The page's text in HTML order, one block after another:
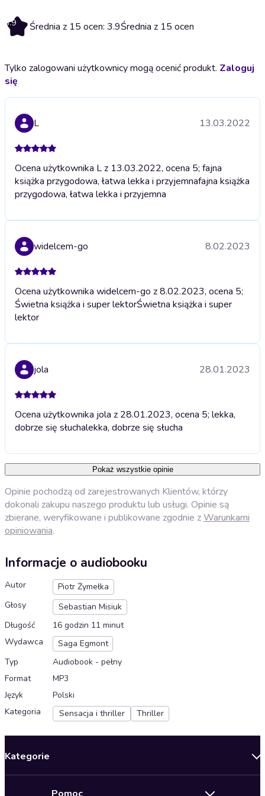
3.9 Średnia z 15 ocen: 3.9Średnia z 15 ocen
Tylko zalogowani użytkownicy mogą ocenić produkt. Zaloguj
się
L 13.03.2022
Ocena użytkownika L z 13.03.2022, ocena 5; fajna
książka przygodowa, łatwa lekka i przyjemnafajna książka
przygodowa, łatwa lekka i przyjemna
widelcem-go 8.02.2023
Ocena użytkownika widelcem-go z 8.02.2023, ocena 5;
Świetna książka i super lektorŚwietna książka i super
lektor
jola 28.01.2023
Ocena użytkownika jola z 28.01.2023, ocena 5; lekka,
dobrze się słuchalekka, dobrze się słucha
Pokaż wszystkie opinie
Opinie pochodzą od zarejestrowanych Klientów, którzy
dokonali zakupu naszego produktu lub usługi. Opinie są
zbierane, weryfikowane i publikowane zgodnie zWarunkami
opiniowania.
Informacje o audiobooku
Autor
Piotr Żymełka
Głosy
Sebastian Misiuk
Długość
16 godzin 11 minut
Wydawca
Saga Egmont
Typ
Audiobook - pełny
Format
MP3
Język
Polski
Kategoria
Sensacja i thriller Thriller
Kategorie